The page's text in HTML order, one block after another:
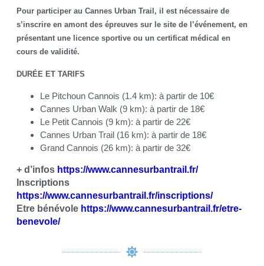
Pour participer au Cannes Urban Trail, il est nécessaire de
s’inscrire en amont des épreuves sur le site de l’événement, en
présentant une licence sportive ou un certificat médical en
cours de validité.
DURÉE ET TARIFS
Le Pitchoun Cannois (1.4 km): à partir de 10€
Cannes Urban Walk (9 km): à partir de 18€
Le Petit Cannois (9 km): à partir de 22€
Cannes Urban Trail (16 km): à partir de 18€
Grand Cannois (26 km): à partir de 32€
+ d’infos https://www.cannesurbantrail.fr/
Inscriptions
https://www.cannesurbantrail.fr/inscriptions/
Etre bénévole https://www.cannesurbantrail.fr/etre-
benevole/